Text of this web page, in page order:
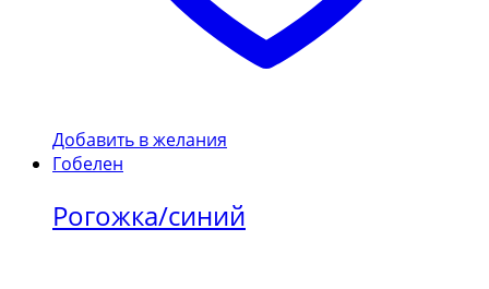
Добавить в желания
Гобелен
Рогожка/синий